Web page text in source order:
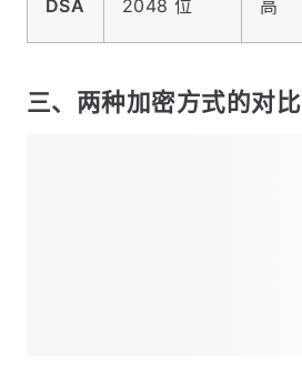
DSA 2048 位 高
三、两种加密方式的对比